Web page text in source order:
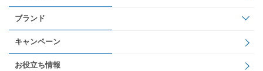
ブランド
キャンペーン
お役立ち情報